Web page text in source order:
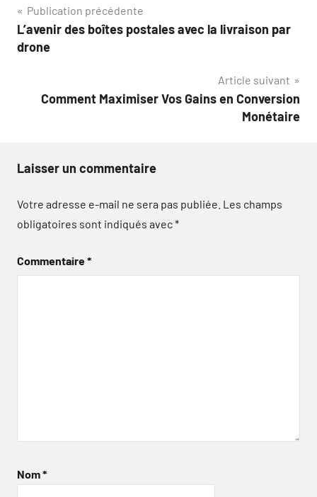
Navigation
de
Publication précédente
L’avenir des boîtes postales avec la livraison par
drone
Article suivant
Comment Maximiser Vos Gains en Conversion
Monétaire
Laisser un commentaire
Votre adresse e-mail ne sera pas publiée. Les champs
obligatoires sont indiqués avec*
Commentaire*
Nom*